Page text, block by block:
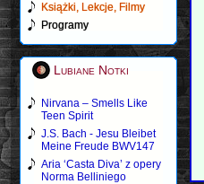
Książki, Lekcje, Filmy
Programy
Lubiane Notki
Nirvana – Smells Like
Teen Spirit
J.S. Bach - Jesu Bleibet
Meine Freude BWV147
Aria ‘Casta Diva’ z opery
Norma Belliniego